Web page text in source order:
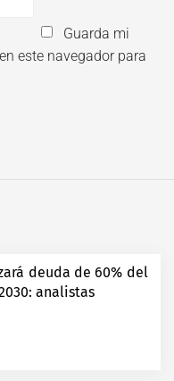
Guarda mi
este navegador para
deuda de 60% del
analistas